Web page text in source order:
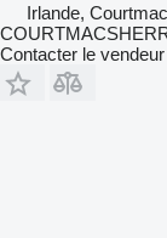
Irlande,
Contacter le vendeur